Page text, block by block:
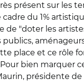
présent sur les
du 1%
"doter les
place et ce rôle
bien marquer
présidente